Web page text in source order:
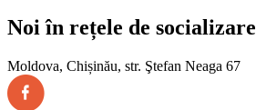
Noi în rețele de socializare
Moldova, Chișinău, str. Ştefan Neaga 67